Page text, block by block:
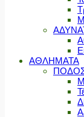
ΑΘΛΗΜΑΤΑ